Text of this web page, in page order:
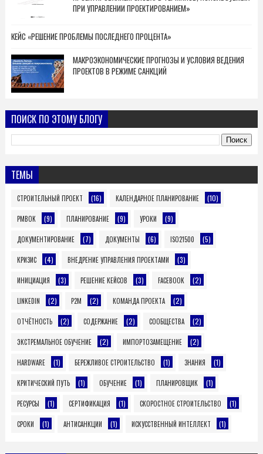
ПРИ УПРАВЛЕНИИ ПРОЕКТИРОВАНИЕМ»
КЕЙС «РЕШЕНИЕ ПРОБЛЕМЫ ПОСЛЕДНЕГО ПРОЦЕНТА»
МАКРОЭКОНОМИЧЕСКИЕ ПРОГНОЗЫ И УСЛОВИЯ ВЕДЕНИЯ
ПРОЕКТОВ В РЕЖИМЕ САНКЦИЙ
ПОИСК ПО ЭТОМУ БЛОГУ
ТЕМЫ
СТРОИТЕЛЬНЫЙ ПРОЕКТ (16) КАЛЕНДАРНОЕ ПЛАНИРОВАНИЕ (10)
PMBOK (9) ПЛАНИРОВАНИЕ (9) УРОКИ (9)
ДОКУМЕНТИРОВАНИЕ (7) ДОКУМЕНТЫ (6) ISO21500 (5)
КРИЗИС (4) ВНЕДРЕНИЕ УПРАВЛЕНИЯ ПРОЕКТАМИ (3)
ИНИЦИАЦИЯ (3) РЕШЕНИЕ КЕЙСОВ (3) FACEBOOK (2)
LINKEDIN (2) P2M (2) КОМАНДА ПРОЕКТА (2)
ОТЧЁТНОСТЬ (2) СОДЕРЖАНИЕ (2) СООБЩЕСТВА (2)
ЭКСТРЕМАЛЬНОЕ ОБУЧЕНИЕ (2) ИМПОРТОЗАМЕЩЕНИЕ (2)
HARDWARE (1) БЕРЕЖЛИВОЕ СТРОИТЕЛЬСТВО (1) ЗНАНИЯ (1)
КРИТИЧЕСКИЙ ПУТЬ (1) ОБУЧЕНИЕ (1) ПЛАНИРОВЩИК (1)
РЕСУРСЫ (1) СЕРТИФИКАЦИЯ (1) СКОРОСТНОЕ СТРОИТЕЛЬСТВО (1)
СРОКИ (1) АНТИСАНКЦИИ (1) ИСКУССТВЕННЫЙ ИНТЕЛЛЕКТ (1)